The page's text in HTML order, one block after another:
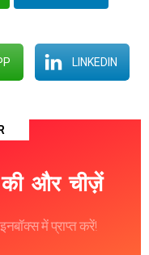
LINKEDIN
और चीज़ें
में प्राप्त करें!